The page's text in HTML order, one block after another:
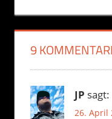
9
JP sagt:
26. April